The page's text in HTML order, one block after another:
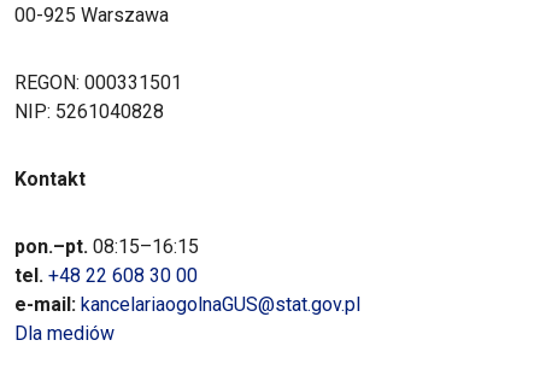
00-925 Warszawa
REGON: 000331501
NIP: 5261040828
Kontakt
pon.–pt. 08:15–16:15
tel. +48 22 608 30 00
e-mail: kancelariaogolnaGUS@stat.gov.pl
Dla mediów